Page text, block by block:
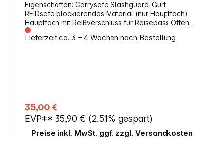
Eigenschaften: Carrysafe Slashguard-Gurt
RFIDsafe blockierendes Material (nur Hauptfach)
Hauptfach mit Reißverschluss für Reisepass Offenes
Fach Velcro Verschlussklappe Atmungsaktives Soft-
Touch Material auf der Rückseite Verstellbar
Lieferzeit ca. 3 – 4 Wochen nach Bestellung
35,00 €
EVP** 35,90 € (2.51% gespart)
Preise inkl. MwSt. ggf. zzgl. Versandkosten